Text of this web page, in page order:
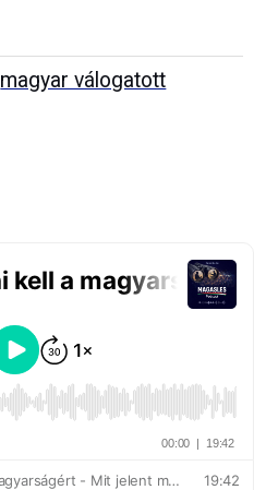
magyar válogatott